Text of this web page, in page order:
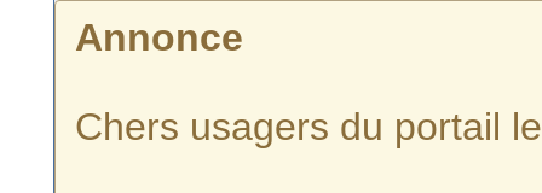
Annonce
Chers usagers du portail